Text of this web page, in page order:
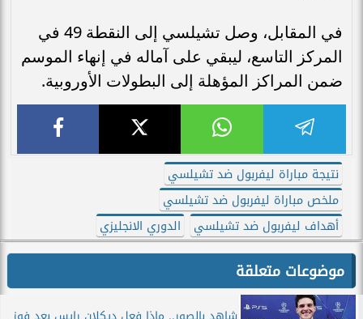
في المقابل، وصل تشيلسي إلى النقطة 49 في
المركز التاسع، ليبقي على آماله في إنهاء الموسم
ضمن المراكز المؤهلة إلى البطولات الأوروبية.
نتيجة مباراة ليفربول ضد تشيلسي
ملخص مباراة ليفربول ضد تشيلسي
أهداف ليفربول ضد تشيلسي
الدوري الانجليزي
موضوعات متعلقة